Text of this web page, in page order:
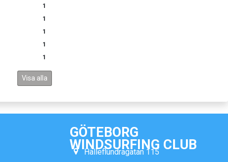
1
1
1
1
1
Visa alla
GÖTEBORG
WINDSURFING CLUB
Hälleflundragatan 115